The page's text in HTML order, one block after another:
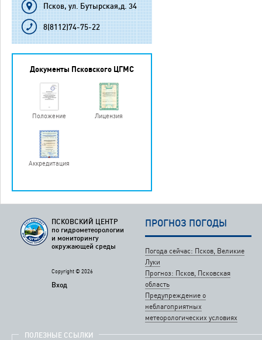
Псков, ул. Бутырская,д. 34
8(8112)74-75-22
Документы Псковского ЦГМС
Положение Лицензия
Аккредитация
ПСКОВСКИЙ ЦЕНТР
по гидрометеорологии
и мониторингу
окружающей среды
Copyright © 2026
Вход
ПРОГНОЗ ПОГОДЫ
Погода сейчас: Псков, Великие
Луки
Прогноз: Псков, Псковская
область
Предупреждение о
неблагоприятных
метеорологических условиях
ПОЛЕЗНЫЕ ССЫЛКИ